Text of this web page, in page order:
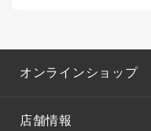
オンラインショップ
店舗情報